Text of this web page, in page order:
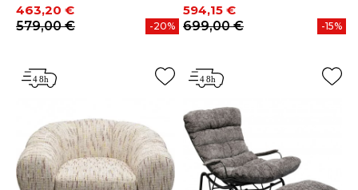
Prix
463,20 €
Prix de base
579,00 €
-20%
Prix
594,15 €
Prix de base
699,00 €
-15%